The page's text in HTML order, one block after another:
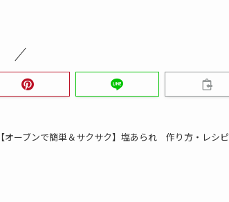
【オーブンで簡単＆サクサク】塩あられ 作り方・レシピ